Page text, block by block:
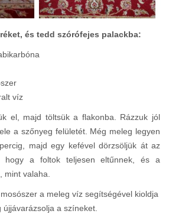
és tedd szórófejes palackba:
víz
el, majd töltsük a flakonba. Rázzuk jól
a szőnyeg felületét. Még meleg legyen
majd egy kefével dörzsöljük át az
hogy a foltok teljesen eltűnnek, és a
mint valaha.
a meleg víz segítségével kioldja
a színeket.